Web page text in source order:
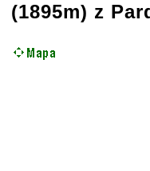
(1895m) z